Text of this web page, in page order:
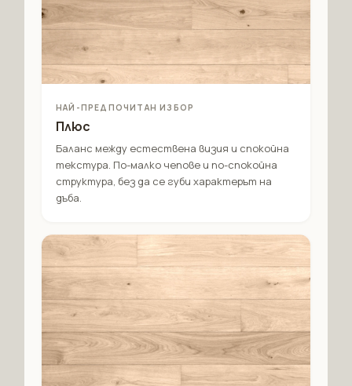
НАЙ-ПРЕДПОЧИТАН ИЗБОР
Плюс
Баланс между естествена визия и спокойна
текстура. По-малко чепове и по-спокойна
структура, без да се губи характерът на
дъба.